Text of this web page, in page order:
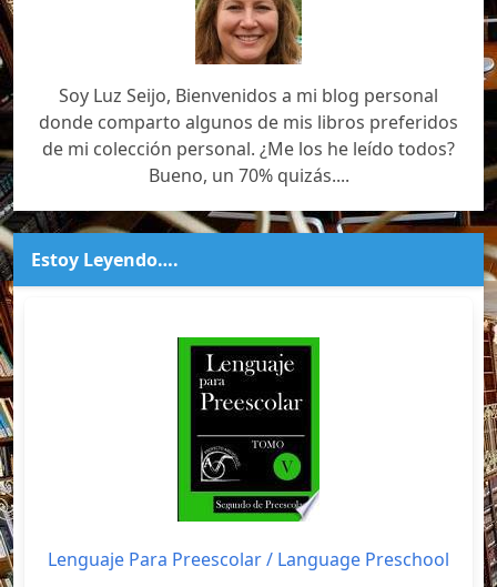
Soy Luz Seijo, Bienvenidos a mi blog personal
donde comparto algunos de mis libros preferidos
de mi colección personal. ¿Me los he leído todos?
Bueno, un 70% quizás....
Estoy Leyendo….
Lenguaje Para Preescolar / Language Preschool